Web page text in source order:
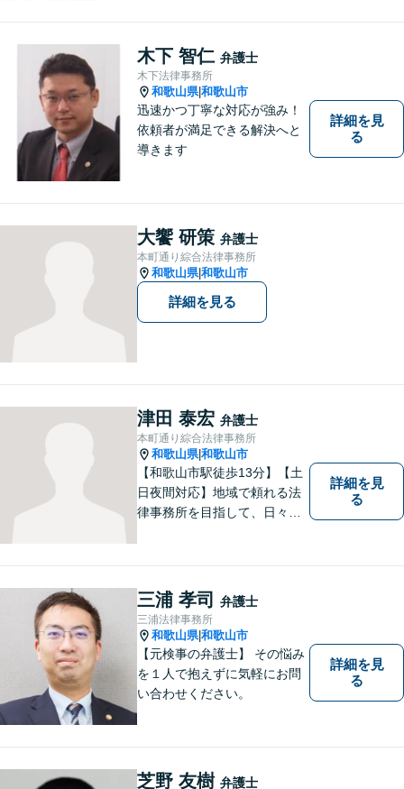
はもちろん、関西・関東から
ご相談いただくこともありま
す。
木下 智仁 弁護士
木下法律事務所
和歌山県|和歌山市
迅速かつ丁寧な対応が強み！
依頼者が満足できる解決へと
導きます
詳細を見
る
大饗 研策 弁護士
本町通り綜合法律事務所
和歌山県|和歌山市
詳細を見る
津田 泰宏 弁護士
本町通り綜合法律事務所
和歌山県|和歌山市
【和歌山市駅徒歩13分】【土
日夜間対応】地域で頼れる法
律事務所を目指して、日々尽
民事事件など、幅広く対応可
能です。まずはお気軽にご相
談ください。
詳細を見
る
三浦 孝司 弁護士
三浦法律事務所
和歌山県|和歌山市
【元検事の弁護士】 その悩み
を１人で抱えずに気軽にお問
い合わせください。
詳細を見
る
芝野 友樹 弁護士